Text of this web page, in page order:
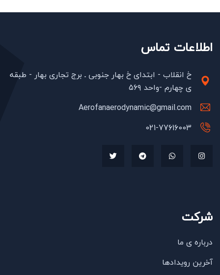
اطلاعات تماس
خ انقلاب - ابتدای خ بهار جنوبی ـ برج تجاری بهار - طبقه
ی چهارم -واحد ۵۶۹
Aerofanaerodynamic@gmail.com
021-77616003
شرکت
درباره ی ما
آخرین رویدادها